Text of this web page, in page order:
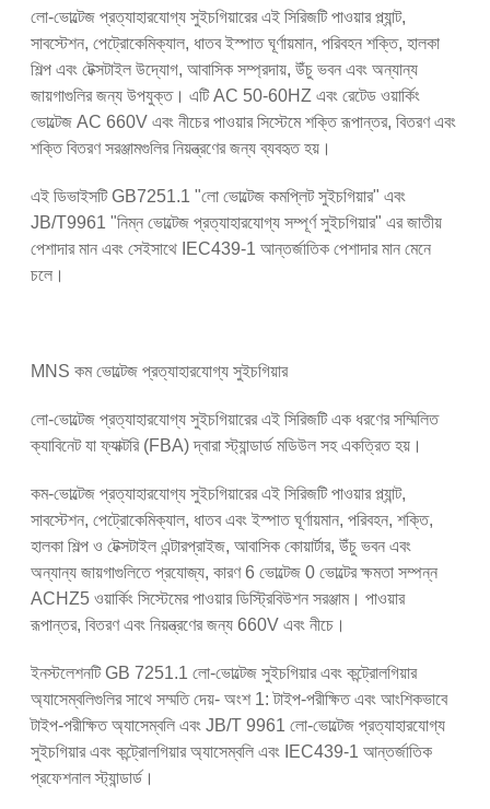
লো-ভোল্টেজ প্রত্যাহারযোগ্য সুইচগিয়ারের এই সিরিজটি পাওয়ার প্ল্যান্ট,
সাবস্টেশন, পেট্রোকেমিক্যাল, ধাতব ইস্পাত ঘূর্ণায়মান, পরিবহন শক্তি, হালকা
শিল্প এবং টেক্সটাইল উদ্যোগ, আবাসিক সম্প্রদায়, উঁচু ভবন এবং অন্যান্য
জায়গাগুলির জন্য উপযুক্ত। এটি AC 50-60HZ এবং রেটেড ওয়ার্কিং
ভোল্টেজ AC 660V এবং নীচের পাওয়ার সিস্টেমে শক্তি রূপান্তর, বিতরণ এবং
শক্তি বিতরণ সরঞ্জামগুলির নিয়ন্ত্রণের জন্য ব্যবহৃত হয়।
এই ডিভাইসটি GB7251.1 "লো ভোল্টেজ কমপ্লিট সুইচগিয়ার" এবং
JB/T9961 "নিম্ন ভোল্টেজ প্রত্যাহারযোগ্য সম্পূর্ণ সুইচগিয়ার" এর জাতীয়
পেশাদার মান এবং সেইসাথে IEC439-1 আন্তর্জাতিক পেশাদার মান মেনে
চলে।
MNS কম ভোল্টেজ প্রত্যাহারযোগ্য সুইচগিয়ার
লো-ভোল্টেজ প্রত্যাহারযোগ্য সুইচগিয়ারের এই সিরিজটি এক ধরণের সম্মিলিত
ক্যাবিনেট যা ফ্যাক্টরি (FBA) দ্বারা স্ট্যান্ডার্ড মডিউল সহ একত্রিত হয়।
কম-ভোল্টেজ প্রত্যাহারযোগ্য সুইচগিয়ারের এই সিরিজটি পাওয়ার প্ল্যান্ট,
সাবস্টেশন, পেট্রোকেমিক্যাল, ধাতব এবং ইস্পাত ঘূর্ণায়মান, পরিবহন, শক্তি,
হালকা শিল্প ও টেক্সটাইল এন্টারপ্রাইজ, আবাসিক কোয়ার্টার, উঁচু ভবন এবং
অন্যান্য জায়গাগুলিতে প্রযোজ্য, কারণ 6 ভোল্টেজ 0 ভোল্টের ক্ষমতা সম্পন্ন
ACHZ5 ওয়ার্কিং সিস্টেমের পাওয়ার ডিস্ট্রিবিউশন সরঞ্জাম। পাওয়ার
রূপান্তর, বিতরণ এবং নিয়ন্ত্রণের জন্য 660V এবং নীচে।
ইনস্টলেশনটি GB 7251.1 লো-ভোল্টেজ সুইচগিয়ার এবং কন্ট্রোলগিয়ার
অ্যাসেম্বলিগুলির সাথে সম্মতি দেয়- অংশ 1: ​​টাইপ-পরীক্ষিত এবং আংশিকভাবে
টাইপ-পরীক্ষিত অ্যাসেম্বলি এবং JB/T 9961 লো-ভোল্টেজ প্রত্যাহারযোগ্য
সুইচগিয়ার এবং কন্ট্রোলগিয়ার অ্যাসেম্বলি এবং IEC439-1 আন্তর্জাতিক
প্রফেশনাল স্ট্যান্ডার্ড।